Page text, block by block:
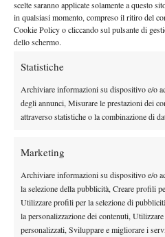
scelte saranno applicate solamente a questo
in qualsiasi momento, compreso il ritiro del
Cookie Policy o cliccando sul pulsante di
dello schermo.
Statistiche
Archiviare informazioni su dispositivo e/o
degli annunci, Misurare le prestazioni dei
attraverso statistiche o la combinazione di
Marketing
Archiviare informazioni su dispositivo e/o
la selezione della pubblicità, Creare profili
Utilizzare profili per la selezione di
la personalizzazione dei contenuti,
personalizzati, Sviluppare e migliorare i
il tennis boliviano raggiungendo
Challenger di casa, persa contro il
Un risultato simbolico,
del movimento boliviano.
Pur restando profondamente
Club Blooming, Prado Ángelo ha
. Oggi si allena
mescola anime diverse del tennis
atletico Hernán Rojas e lo
argentini, mentre il coach
Ora arriva il premio più grande: il
principale di uno Slam. E